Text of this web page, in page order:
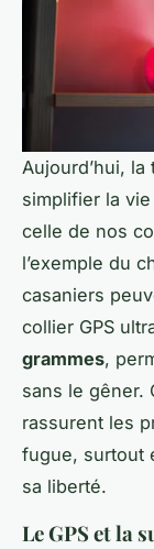
Aujourd’hui,
simplifier la
celle de nos
l’exemple du
casaniers
collier GPS
grammes,
sans le gêner.
rassurent les
fugue, surtout
sa liberté.
Le GPS et la